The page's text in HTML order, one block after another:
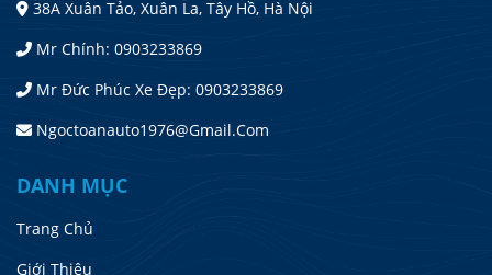
38A Xuân Tảo, Xuân La, Tây Hồ, Hà Nội
Mr Chính: 0903233869
Mr Đức Phúc Xe Đẹp: 0903233869
Ngoctoanauto1976@gmail.com
DANH MỤC
Trang Chủ
Giới Thiệu